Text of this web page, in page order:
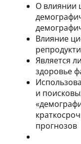
О влиянии
Влияние
Является
здоровье
и
прогнозов